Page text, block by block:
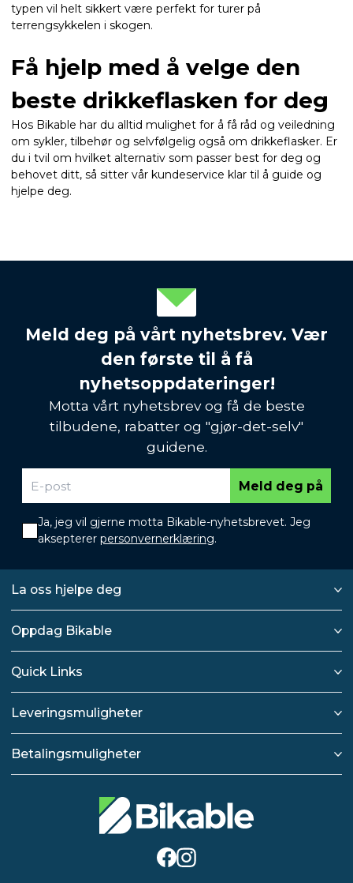
typen vil helt sikkert være perfekt for turer på
terrengsykkelen i skogen.
Få hjelp med å velge den
beste drikkeflasken for deg
Hos Bikable har du alltid mulighet for å få råd og veiledning
om sykler, tilbehør og selvfølgelig også om drikkeflasker. Er
du i tvil om hvilket alternativ som passer best for deg og
behovet ditt, så sitter vår kundeservice klar til å guide og
hjelpe deg.
Meld deg på vårt nyhetsbrev. Vær
den første til å få
nyhetsoppdateringer!
Motta vårt nyhetsbrev og få de beste
tilbudene, rabatter og "gjør-det-selv"
guidene.
Meld deg på
Ja, jeg vil gjerne motta Bikable-nyhetsbrevet. Jeg
aksepterer personvernerklæring.
La oss hjelpe deg
Oppdag Bikable
Quick Links
Leveringsmuligheter
Betalingsmuligheter